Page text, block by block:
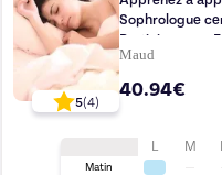
5(4)
Sophrologue
Praticienne en
Maud
40.94€
L M
Matin